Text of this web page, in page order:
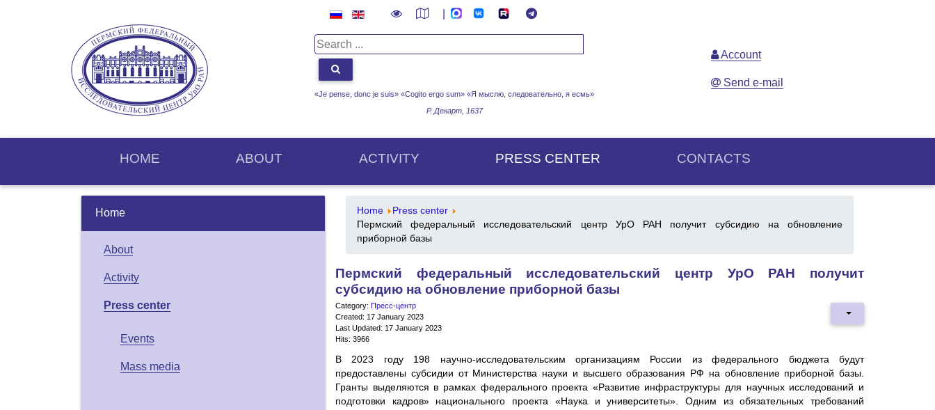
«Je pense, donc je suis» «Cogito ergo sum» «Я мыслю, следовательно, я есмь»
Р. Декарт, 1637
Account
Send e-mail
HOME ABOUT ACTIVITY PRESS CENTER CONTACTS
Home
About
Activity
Press center
Events
Mass media
Home
Press center
Пермский федеральный исследовательский центр УрО РАН получит субсидию на обновление
приборной базы
Пермский федеральный исследовательский центр УрО РАН получит
субсидию на обновление приборной базы
Category: Пресс-центр
Created: 17 January 2023
Last Updated: 17 January 2023
Hits: 3966
В 2023 году 198 научно-исследовательским организациям России из федерального бюджета будут
предоставлены субсидии от Министерства науки и высшего образования РФ на обновление приборной базы.
Гранты выделяются в рамках федерального проекта «Развитие инфраструктуры для научных исследований и
подготовки кадров» национального проекта «Наука и университеты». Одним из обязательных требований